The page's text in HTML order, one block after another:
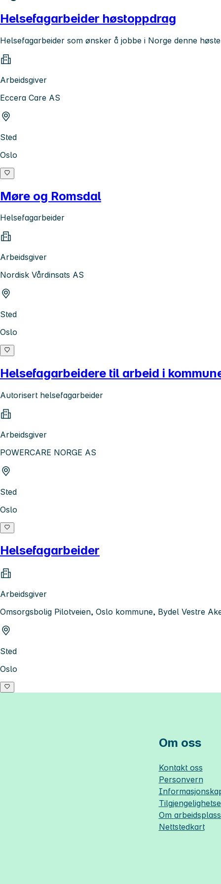
Helsefagarbeider høstoppdrag
Helsefagarbeider som ønsker å jobbe i Norge denne
Arbeidsgiver
Eccera Care AS
Sted
Oslo
Møre og Romsdal
Helsefagarbeider
Arbeidsgiver
Nordisk Vårdinsats AS
Sted
Oslo
Helsefagarbeidere til arbeid i
Autorisert helsefagarbeider
Arbeidsgiver
POWERCARE NORGE AS
Sted
Oslo
Helsefagarbeider
Arbeidsgiver
Omsorgsbolig Pilotveien, Oslo kommune, Bydel Vestre
Sted
Oslo
Om oss
Kontakt oss
Personvern
Om
Nettstedkart